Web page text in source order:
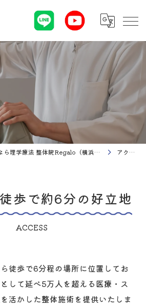
肩こり・腰痛の改善なら理学療法 整体院Regalo（横浜市神奈川区白楽駅） アクセス
歩で約6分の好立地
ACCESS
徒歩で6分程の場所に位置してお
して延べ5万人を超える医療・ス
活かした整体施術を提供いたしま